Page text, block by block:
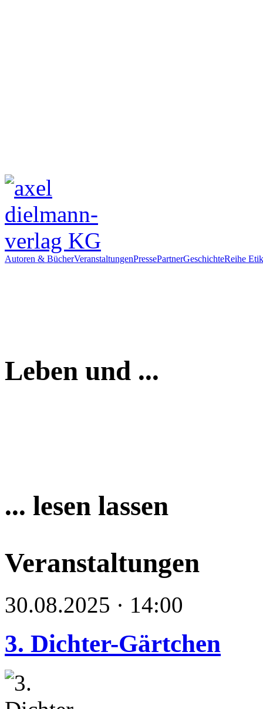
Autoren & BücherVeranstaltungenPressePartnerGeschichteReihe
Leben und ...
... lesen lassen
Veranstaltungen
30.08.2025 · 14:00
3. Dichter-Gärtchen